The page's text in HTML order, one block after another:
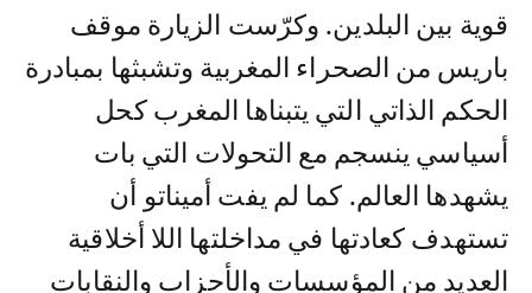
قوية بين البلدين. وكرّست الزيارة موقف
باريس من الصحراء المغربية وتشبثها بمبادرة
الحكم الذاتي التي يتبناها المغرب كحل
أسياسي ينسجم مع التحولات التي بات
يشهدها العالم. كما لم يفت أميناتو أن
تستهدف كعادتها في مداخلتها اللا أخلاقية
العديد من المؤسسات والأحزاب والنقابات